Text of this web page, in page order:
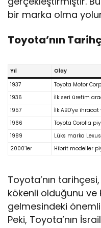
bir marka olma
Toyota’nın
Yıl
Olay
1937
Toyota Motor
1936
İlk seri üretim
1957
İlk ABD’ye ihracat
1966
Toyota Corolla
1989
Lüks marka Lexus
2000’ler
Hibrit modeller
Toyota’nın
kökenli olduğunu
gelmesindeki
Peki, Toyota’nın